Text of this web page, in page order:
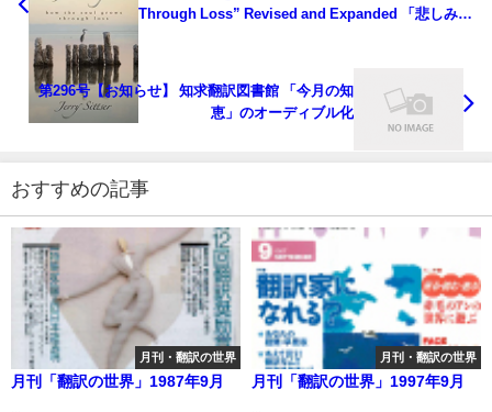
Through Loss” Revised and Expanded 「悲しみの
第296号【お知らせ】 知求翻訳図書館 「今月の知
恵」のオーディブル化
おすすめの記事
月刊・翻訳の世界
月刊「翻訳の世界」1987年9月
月刊・翻訳の世界
月刊「翻訳の世界」1997年9月